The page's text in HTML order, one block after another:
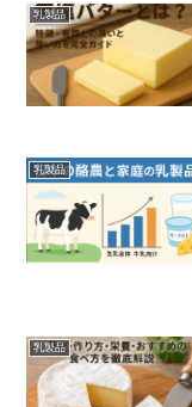
乳製品
乳製品
乳製品